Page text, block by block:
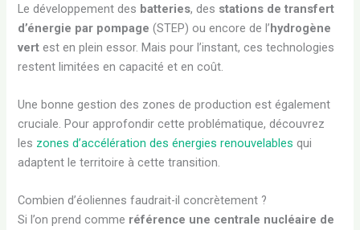
Le développement des batteries, des stations de transfert
d’énergie par pompage (STEP) ou encore de l’hydrogène
vert est en plein essor. Mais pour l’instant, ces technologies
restent limitées en capacité et en coût.
Une bonne gestion des zones de production est également
cruciale. Pour approfondir cette problématique, découvrez
les zones d’accélération des énergies renouvelables qui
adaptent le territoire à cette transition.
Combien d’éoliennes faudrait-il concrètement ?
Si l’on prend comme référence une centrale nucléaire de